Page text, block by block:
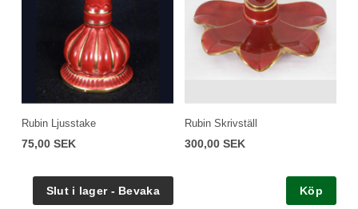
Rubin Ljusstake
75,00 SEK
Rubin Skrivställ
300,00 SEK
Köp